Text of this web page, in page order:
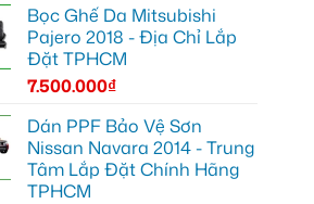
Bọc Ghế Da Mitsubishi
Pajero 2018 - Địa Chỉ Lắp
Đặt TPHCM
7.500.000₫
Dán PPF Bảo Vệ Sơn
Nissan Navara 2014 - Trung
Tâm Lắp Đặt Chính Hãng
TPHCM